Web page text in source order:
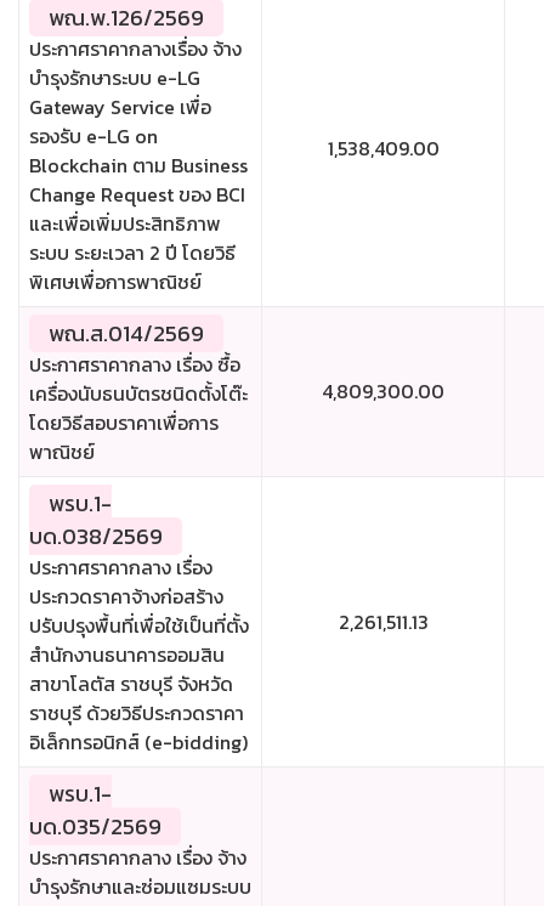
พณ.พ.126/2569
ประกาศราคากลางเรื่อง จ้าง
บำรุงรักษาระบบ e-LG
Gateway Service เพื่อ
รองรับ e-LG on
Blockchain ตาม Business
Change Request ของ BCI
และเพื่อเพิ่มประสิทธิภาพ
ระบบ ระยะเวลา 2 ปี โดยวิธี
พิเศษเพื่อการพาณิชย์
1,538,409.00
พณ.ส.014/2569
ประกาศราคากลาง เรื่อง ซื้อ
เครื่องนับธนบัตรชนิดตั้งโต๊ะ
โดยวิธีสอบราคาเพื่อการ
พาณิชย์
4,809,300.00
พรบ.1-
บด.038/2569
ประกาศราคากลาง เรื่อง
ประกวดราคาจ้างก่อสร้าง
ปรับปรุงพื้นที่เพื่อใช้เป็นที่ตั้ง
สำนักงานธนาคารออมสิน
สาขาโลตัส ราชบุรี จังหวัด
ราชบุรี ด้วยวิธีประกวดราคา
อิเล็กทรอนิกส์ (e-bidding)
2,261,511.13
พรบ.1-
บด.035/2569
ประกาศราคากลาง เรื่อง จ้าง
บำรุงรักษาและซ่อมแซมระบบ